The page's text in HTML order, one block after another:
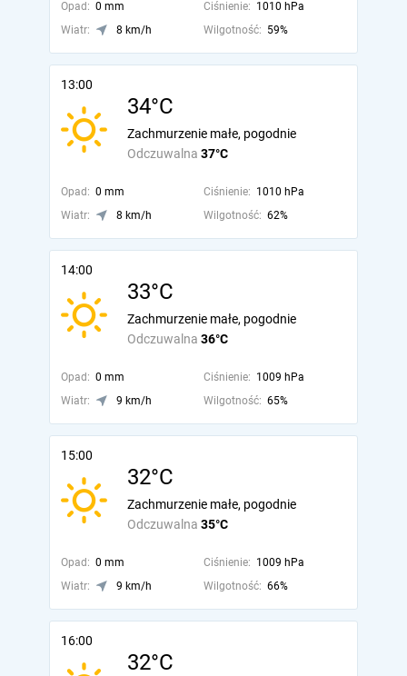
Opad: 0 mm Ciśnienie: 1010 hPa
Wiatr:
8 km/h Wilgotność: 59%
13:00
34°C
Odczuwalna 37°C
Zachmurzenie małe, pogodnie
Opad: 0 mm Ciśnienie: 1010 hPa
Wiatr:
8 km/h Wilgotność: 62%
14:00
33°C
Odczuwalna 36°C
Zachmurzenie małe, pogodnie
Opad: 0 mm Ciśnienie: 1009 hPa
Wiatr:
9 km/h Wilgotność: 65%
15:00
32°C
Odczuwalna 35°C
Zachmurzenie małe, pogodnie
Opad: 0 mm Ciśnienie: 1009 hPa
Wiatr:
9 km/h Wilgotność: 66%
16:00
32°C